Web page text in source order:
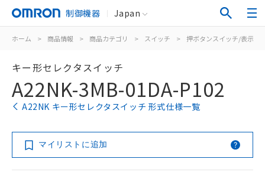
制御機器 Japan
ホーム > 商品情報 > 商品カテゴリ > スイッチ > 押ボタンスイッチ/表示灯
キー形セレクタスイッチ
A22NK-3MB-01DA-P102
A22NK キー形セレクタスイッチ 形式仕様一覧
マイリストに追加